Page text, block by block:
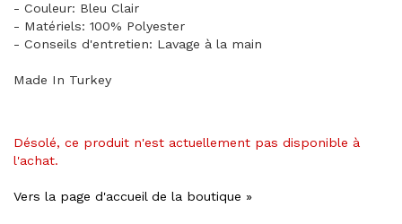
- Couleur: Bleu Clair
- Matériels: 100% Polyester
- Conseils d'entretien: Lavage à la main
Made In Turkey
Désolé, ce produit n'est actuellement pas disponible à
l'achat.
Vers la page d'accueil de la boutique »